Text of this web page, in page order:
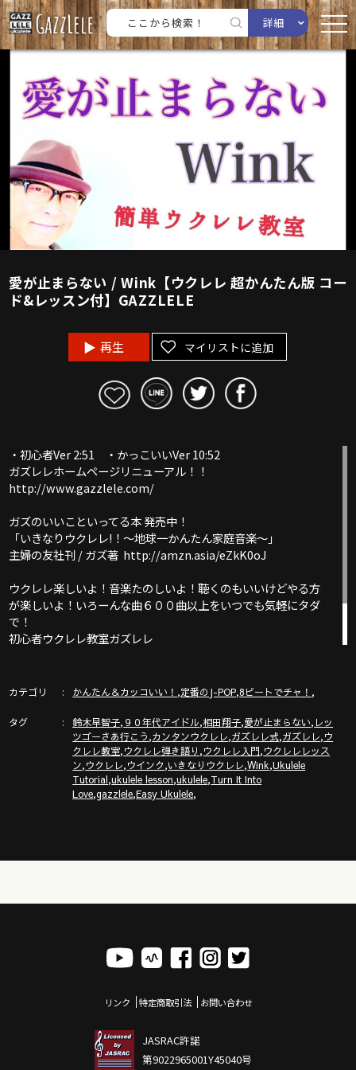
詳細
愛が止まらない / Wink【ウクレレ 超かんたん版 コー
ド&レッスン付】GAZZLELE
再生 マイリストに追加
・初心者Ver 2:51 ・かっこいいVer 10:52
ガズレレホームページリニューアル！！
http://www.gazzlele.com/
ガズのいいこといってる本 発売中！
「いきなりウクレレ!！〜地球一かんたん家庭音楽〜」
主婦の友社刊 / ガズ著 http://amzn.asia/eZkK0oJ
ウクレレ楽しいよ！音楽たのしいよ！聴くのもいいけどやる方
が楽しいよ！いろーんな曲６００曲以上をいつでも気軽にタダ
で！
初心者ウクレレ教室ガズレレ
http://www.gazzlele.com/youtube
カテゴリ かんたん＆カッコいい！ ,定番のJ-POP,8ビートでチャ！ ,
タグ 鈴木早智子, ９０年代アイドル,相田翔子,愛が止まらない, レッ
ツゴーさあ行こう,カンタンウクレレ,ガズレレ式,ガズレレ,ウ
クレレ教室,ウクレレ弾き語り ,ウクレレ入門,ウクレレレッス
ン,ウクレレ,ウインク,いきなりウクレレ,Wink,Ukulele
Tutorial,ukulele lesson,ukulele,Turn It Into
Love,gazzlele,Easy Ukulele,
リンク 特定商取引法 お問い合わせ
JASRAC許諾
第9022965001Y45040号